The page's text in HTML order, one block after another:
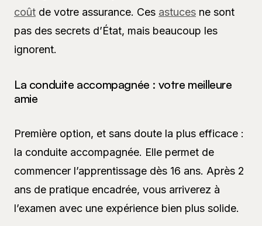
coût de votre assurance. Ces astuces ne sont
pas des secrets d’État, mais beaucoup les
ignorent.
La conduite accompagnée : votre meilleure
amie
Première option, et sans doute la plus efficace :
la conduite accompagnée. Elle permet de
commencer l’apprentissage dès 16 ans. Après 2
ans de pratique encadrée, vous arriverez à
l’examen avec une expérience bien plus solide.